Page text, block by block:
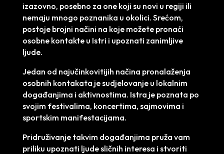
izazovno, posebno za one koji su novi u regiji ili
nemaju mnogo poznanika u okolici. Srećom,
postoje brojni načini na koje možete pronaći
osobne kontakte u Istri i upoznati zanimljive
ljude.
Jedan od najučinkovitijih načina pronalaženja
osobnih kontakata je sudjelovanje u lokalnim
događanjima i aktivnostima. Istra je poznata po
svojim festivalima, koncertima, sajmovima i
sportskim manifestacijama.
Pridruživanje takvim događanjima pruža vam
priliku upoznati ljude sličnih interesa i stvoriti